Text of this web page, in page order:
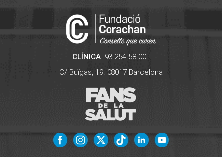
CLÍNICA 93 254 58 00
C/ Buïgas, 19. 08017 Barcelona